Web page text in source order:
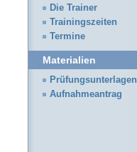
Die Trainer
Trainingszeiten
Termine
Materialien
Prüfungsunterlagen
Aufnahmeantrag